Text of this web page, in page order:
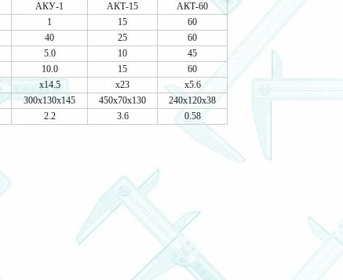
АКУ-1 АКТ-15
АКТ-60
1 15
60
40 25
60
5.0 10
45
10.0 15
60
х14.5 х23
х5.6
300х130х145 450х70х130
240х120х38
2.2 3.6 0.58